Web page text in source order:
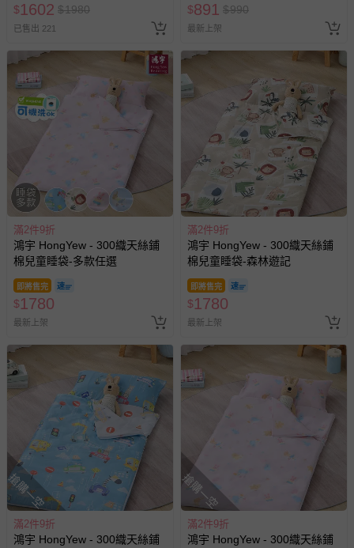
$1602 $1980
已售出 221
$891 $990
最新上架
滿2件9折
鴻宇 HongYew - 300織天絲鋪
棉兒童睡袋-多款任選
即將售完
$1780
最新上架
滿2件9折
鴻宇 HongYew - 300織天絲鋪
棉兒童睡袋-森林遊記
即將售完
$1780
最新上架
搶購一空
滿2件9折
鴻宇 HongYew - 300織天絲鋪
搶購一空
滿2件9折
鴻宇 HongYew - 300織天絲鋪